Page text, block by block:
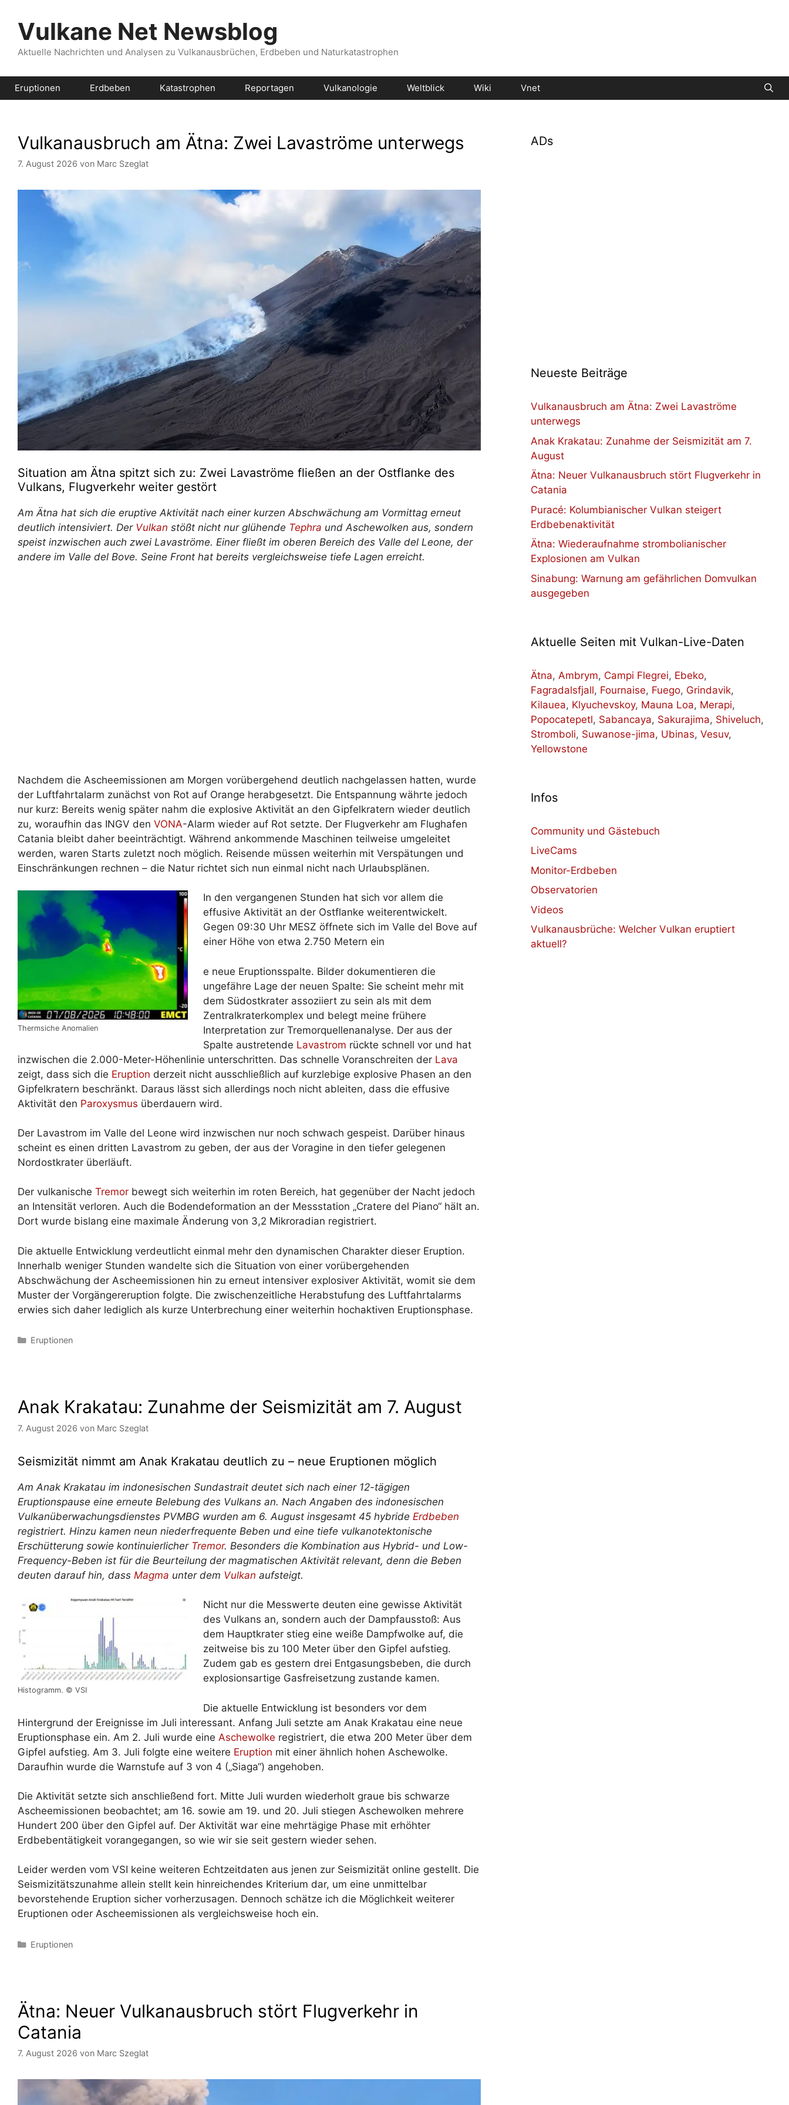
Inhalt
springenVulkane Net Newsblog
Aktuelle Nachrichten und Analysen zu Vulkanausbrüchen, Erdbeben und Naturkatastrophen
Eruptionen Erdbeben Katastrophen Reportagen Vulkanologie Weltblick Wiki Vnet
Vulkanausbruch am Ätna: Zwei Lavaströme unterwegs
7. August 2026 von Marc Szeglat
Situation am Ätna spitzt sich zu: Zwei Lavaströme fließen an der Ostflanke des
Vulkans, Flugverkehr weiter gestört
Am Ätna hat sich die eruptive Aktivität nach einer kurzen Abschwächung am Vormittag erneut
deutlich intensiviert. Der Vulkan stößt nicht nur glühende Tephra und Aschewolken aus, sondern
speist inzwischen auch zwei Lavaströme. Einer fließt im oberen Bereich des Valle del Leone, der
andere im Valle del Bove. Seine Front hat bereits vergleichsweise tiefe Lagen erreicht.
Nachdem die Ascheemissionen am Morgen vorübergehend deutlich nachgelassen hatten, wurde
der Luftfahrtalarm zunächst von Rot auf Orange herabgesetzt. Die Entspannung währte jedoch
nur kurz: Bereits wenig später nahm die explosive Aktivität an den Gipfelkratern wieder deutlich
zu, woraufhin das INGV den VONA-Alarm wieder auf Rot setzte. Der Flugverkehr am Flughafen
Catania bleibt daher beeinträchtigt. Während ankommende Maschinen teilweise umgeleitet
werden, waren Starts zuletzt noch möglich. Reisende müssen weiterhin mit Verspätungen und
Einschränkungen rechnen – die Natur richtet sich nun einmal nicht nach Urlaubsplänen.
Thermsiche Anomalien
In den vergangenen Stunden hat sich vor allem die
effusive Aktivität an der Ostflanke weiterentwickelt.
Gegen 09:30 Uhr MESZ öffnete sich im Valle del Bove auf
einer Höhe von etwa 2.750 Metern ein
e neue Eruptionsspalte. Bilder dokumentieren die
ungefähre Lage der neuen Spalte: Sie scheint mehr mit
dem Südostkrater assoziiert zu sein als mit dem
Zentralkraterkomplex und belegt meine frühere
Interpretation zur Tremorquellenanalyse. Der aus der
Spalte austretende Lavastrom rückte schnell vor und hat
inzwischen die 2.000-Meter-Höhenlinie unterschritten. Das schnelle Voranschreiten der Lava
zeigt, dass sich die Eruption derzeit nicht ausschließlich auf kurzlebige explosive Phasen an den
Gipfelkratern beschränkt. Daraus lässt sich allerdings noch nicht ableiten, dass die effusive
Aktivität den Paroxysmus überdauern wird.
Der Lavastrom im Valle del Leone wird inzwischen nur noch schwach gespeist. Darüber hinaus
scheint es einen dritten Lavastrom zu geben, der aus der Voragine in den tiefer gelegenen
Nordostkrater überläuft.
Der vulkanische Tremor bewegt sich weiterhin im roten Bereich, hat gegenüber der Nacht jedoch
an Intensität verloren. Auch die Bodendeformation an der Messstation „Cratere del Piano“ hält an.
Dort wurde bislang eine maximale Änderung von 3,2 Mikroradian registriert.
Die aktuelle Entwicklung verdeutlicht einmal mehr den dynamischen Charakter dieser Eruption.
Innerhalb weniger Stunden wandelte sich die Situation von einer vorübergehenden
Abschwächung der Ascheemissionen hin zu erneut intensiver explosiver Aktivität, womit sie dem
Muster der Vorgängereruption folgte. Die zwischenzeitliche Herabstufung des Luftfahrtalarms
erwies sich daher lediglich als kurze Unterbrechung einer weiterhin hochaktiven Eruptionsphase.
Kategorien
Eruptionen
Anak Krakatau: Zunahme der Seismizität am 7. August
7. August 2026 von Marc Szeglat
Seismizität nimmt am Anak Krakatau deutlich zu – neue Eruptionen möglich
Am Anak Krakatau im indonesischen Sundastrait deutet sich nach einer 12-tägigen
Eruptionspause eine erneute Belebung des Vulkans an. Nach Angaben des indonesischen
Vulkanüberwachungsdienstes PVMBG wurden am 6. August insgesamt 45 hybride Erdbeben
registriert. Hinzu kamen neun niederfrequente Beben und eine tiefe vulkanotektonische
Erschütterung sowie kontinuierlicher Tremor. Besonders die Kombination aus Hybrid- und Low-
Frequency-Beben ist für die Beurteilung der magmatischen Aktivität relevant, denn die Beben
deuten darauf hin, dass Magma unter dem Vulkan aufsteigt.
Histogramm. © VSI
Nicht nur die Messwerte deuten eine gewisse Aktivität
des Vulkans an, sondern auch der Dampfausstoß: Aus
dem Hauptkrater stieg eine weiße Dampfwolke auf, die
zeitweise bis zu 100 Meter über den Gipfel aufstieg.
Zudem gab es gestern drei Entgasungsbeben, die durch
explosionsartige Gasfreisetzung zustande kamen.
Die aktuelle Entwicklung ist besonders vor dem
Hintergrund der Ereignisse im Juli interessant. Anfang Juli setzte am Anak Krakatau eine neue
Eruptionsphase ein. Am 2. Juli wurde eine Aschewolke registriert, die etwa 200 Meter über dem
Gipfel aufstieg. Am 3. Juli folgte eine weitere Eruption mit einer ähnlich hohen Aschewolke.
Daraufhin wurde die Warnstufe auf 3 von 4 („Siaga“) angehoben.
Die Aktivität setzte sich anschließend fort. Mitte Juli wurden wiederholt graue bis schwarze
Ascheemissionen beobachtet; am 16. sowie am 19. und 20. Juli stiegen Aschewolken mehrere
Hundert 200 über den Gipfel auf. Der Aktivität war eine mehrtägige Phase mit erhöhter
Erdbebentätigkeit vorangegangen, so wie wir sie seit gestern wieder sehen.
Leider werden vom VSI keine weiteren Echtzeitdaten aus jenen zur Seismizität online gestellt. Die
Seismizitätszunahme allein stellt kein hinreichendes Kriterium dar, um eine unmittelbar
bevorstehende Eruption sicher vorherzusagen. Dennoch schätze ich die Möglichkeit weiterer
Eruptionen oder Ascheemissionen als vergleichsweise hoch ein.
Kategorien
Eruptionen
Ätna: Neuer Vulkanausbruch stört Flugverkehr in
Catania
7. August 2026 von Marc Szeglat
ADs
Neueste Beiträge
Vulkanausbruch am Ätna: Zwei Lavaströme
unterwegs
Anak Krakatau: Zunahme der Seismizität am 7.
August
Ätna: Neuer Vulkanausbruch stört Flugverkehr in
Catania
Puracé: Kolumbianischer Vulkan steigert
Erdbebenaktivität
Ätna: Wiederaufnahme strombolianischer
Explosionen am Vulkan
Sinabung: Warnung am gefährlichen Domvulkan
ausgegeben
Aktuelle Seiten mit Vulkan-Live-Daten
Ätna, Ambrym, Campi Flegrei, Ebeko,
Fagradalsfjall, Fournaise, Fuego, Grindavik,
Kilauea, Klyuchevskoy, Mauna Loa, Merapi,
Popocatepetl, Sabancaya, Sakurajima, Shiveluch,
Stromboli, Suwanose-jima, Ubinas, Vesuv,
Yellowstone
Infos
Community und Gästebuch
LiveCams
Monitor-Erdbeben
Observatorien
Videos
Vulkanausbrüche: Welcher Vulkan eruptiert
aktuell?